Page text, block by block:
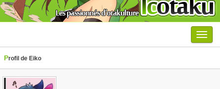
Menu
Profil de Eiko